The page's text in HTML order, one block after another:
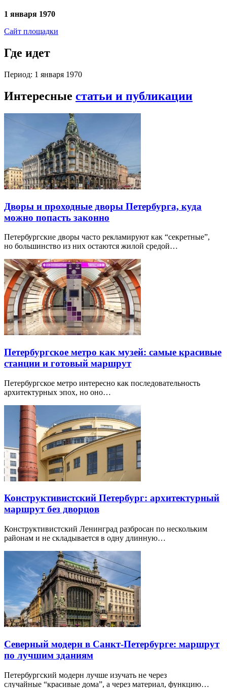
1 января 1970
Сайт площадки
Где идет
Период: 1 января 1970
Интересные статьи и публикации
Дворы и проходные дворы Петербурга, куда
можно попасть законно
Петербургские дворы часто рекламируют как “секретные”,
но большинство из них остаются жилой средой…
Петербургское метро как музей: самые красивые
станции и готовый маршрут
Петербургское метро интересно как последовательность
архитектурных эпох, но оно…
Конструктивистский Петербург: архитектурный
маршрут без дворцов
Конструктивистский Ленинград разбросан по нескольким
районам и не складывается в одну длинную…
Северный модерн в Санкт-Петербурге: маршрут
по лучшим зданиям
Петербургский модерн лучше изучать не через
случайные “красивые дома”, а через материал, функцию…